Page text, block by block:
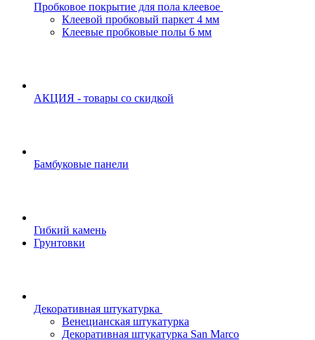
Пробковое покрытие для пола клеевое
Клеевой пробковый паркет 4 мм
Клеевые пробковые полы 6 мм
АКЦИЯ - товары со скидкой
Бамбуковые панели
Гибкий камень
Грунтовки
Декоративная штукатурка
Венецианская штукатурка
Декоративная штукатурка San Marco